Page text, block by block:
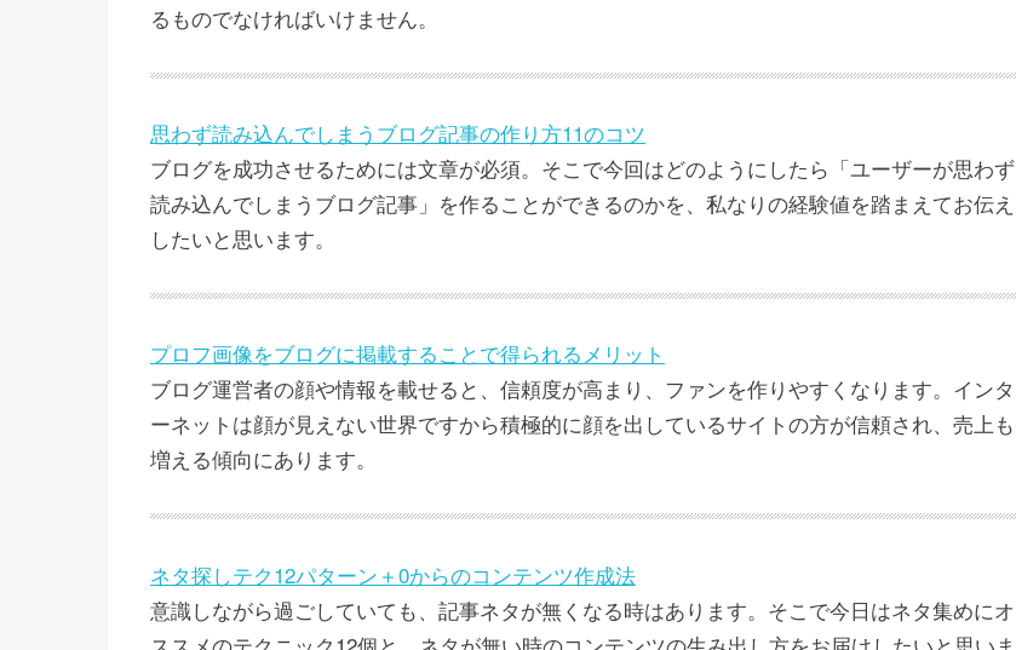
るものでなければいけません。
思わず読み込んでしまうブログ記事の作り方11のコツ
ブログを成功させるためには文章が必須。そこで今回はどのようにしたら「ユーザーが思わず
読み込んでしまうブログ記事」を作ることができるのかを、私なりの経験値を踏まえてお伝え
したいと思います。
プロフ画像をブログに掲載することで得られるメリット
ブログ運営者の顔や情報を載せると、信頼度が高まり、ファンを作りやすくなります。インタ
ーネットは顔が見えない世界ですから積極的に顔を出しているサイトの方が信頼され、売上も
増える傾向にあります。
ネタ探しテク12パターン＋0からのコンテンツ作成法
意識しながら過ごしていても、記事ネタが無くなる時はあります。そこで今日はネタ集めにオ